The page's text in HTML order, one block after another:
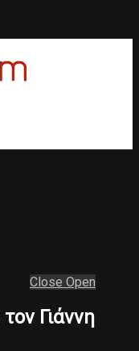
Close Open
Γιάννη